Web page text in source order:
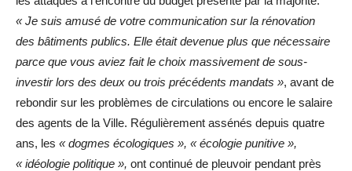
« Je suis amusé de votre communication sur la rénovation
des bâtiments publics. Elle était devenue plus que nécessaire
parce que vous aviez fait le choix massivement de sous-
investir lors des deux ou trois précédents mandats », avant de
rebondir sur les problèmes de circulations ou encore le salaire
des agents de la Ville. Régulièrement assénés depuis quatre
ans, les « dogmes écologiques », « écologie punitive »,
« idéologie politique », ont continué de pleuvoir pendant près